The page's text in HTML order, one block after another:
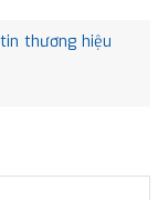
thương hiệu